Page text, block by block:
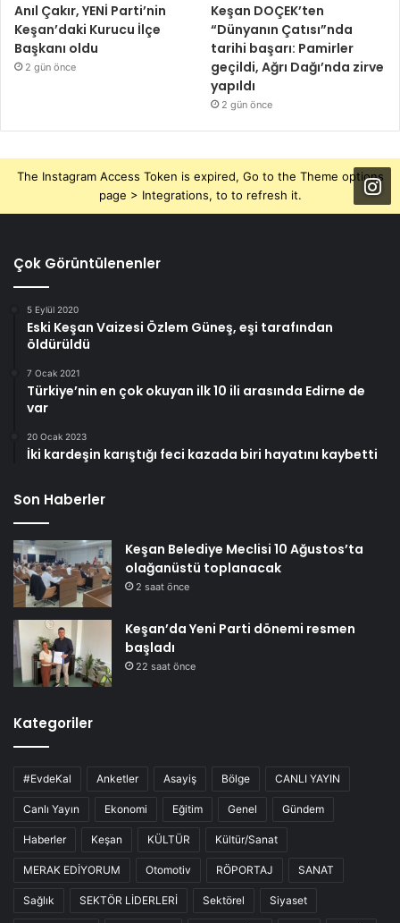
Anıl Çakır, YENİ Parti’nin
Keşan’daki Kurucu İlçe
Başkanı oldu
2 gün önce
Keşan DOÇEK’ten
“Dünyanın Çatısı”nda
tarihi başarı: Pamirler
geçildi, Ağrı Dağı’nda zirve
yapıldı
2 gün önce
The Instagram Access Token is expired, Go to the Theme options
page > Integrations, to to refresh it.
Çok Görüntülenenler
5 Eylül 2020
Eski Keşan Vaizesi Özlem Güneş, eşi tarafından
öldürüldü
7 Ocak 2021
Türkiye’nin en çok okuyan ilk 10 ili arasında Edirne de
var
20 Ocak 2023
İki kardeşin karıştığı feci kazada biri hayatını kaybetti
Son Haberler
Keşan Belediye Meclisi 10 Ağustos’ta
olağanüstü toplanacak
2 saat önce
Keşan’da Yeni Parti dönemi resmen
başladı
22 saat önce
Kategoriler
#EvdeKal Anketler Asayiş Bölge CANLI YAYIN
Canlı Yayın Ekonomi Eğitim Genel Gündem
Haberler Keşan KÜLTÜR Kültür/Sanat
MERAK EDİYORUM Otomotiv RÖPORTAJ SANAT
Sağlık SEKTÖR LİDERLERİ Sektörel Siyaset